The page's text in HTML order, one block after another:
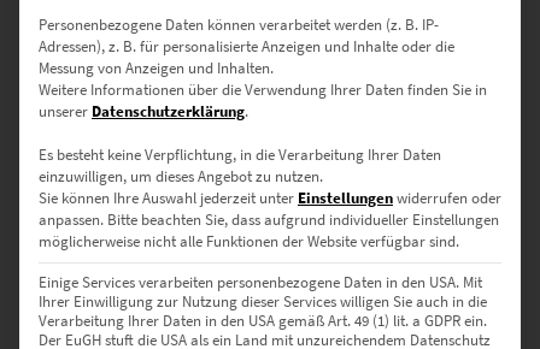
Lieferzeit: ca. 10 Werktage
Personenbezogene Daten können verarbeitet werden (z. B. IP-
Adressen), z. B. für personalisierte Anzeigen und Inhalte oder die
Messung von Anzeigen und Inhalten.
Weitere Informationen über die Verwendung Ihrer Daten finden Sie in
unserer Datenschutzerklärung.
Es besteht keine Verpflichtung, in die Verarbeitung Ihrer Daten
einzuwilligen, um dieses Angebot zu nutzen.
Sie können Ihre Auswahl jederzeit unter Einstellungenwiderrufen oder
anpassen. Bitte beachten Sie, dass aufgrund individueller Einstellungen
möglicherweise nicht alle Funktionen der Website verfügbar sind.
Einige Services verarbeiten personenbezogene Daten in den USA. Mit
Ihrer Einwilligung zur Nutzung dieser Services willigen Sie auch in die
Verarbeitung Ihrer Daten in den USA gemäß Art. 49 (1) lit. a GDPR ein.
Der EuGH stuft die USA als ein Land mit unzureichendem Datenschutz